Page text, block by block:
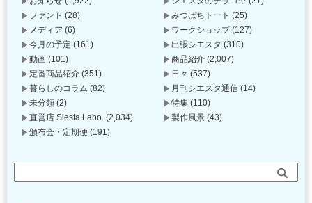
ファンド (28) みつばちトート (25)
メディア (6) ワークショップ(127)
今月の予定 (161) 出張シエスタ (310)
動画 (101) 商品紹介 (2,007)
定番商品紹介 (351) 日々 (537)
暮らしのコラム (82) 月刊シエスタ通信 (14)
未分類 (2) 特集 (110)
直営店 Siesta Labo. (2,034) 製作風景 (43)
頒布会・定期便 (191)